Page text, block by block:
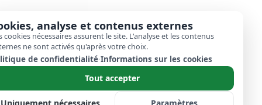
analyse et contenus externes
cookies nécessaires assurent le site. L'analyse et les contenus
ne sont activés qu'après votre choix.
de confidentialité·Informations sur les cookies
Tout accepter